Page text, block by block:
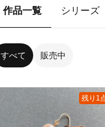
作品一覧 シリーズ
すべて 販売中
残り1